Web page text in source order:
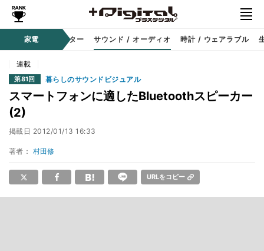
家電プロジェクター サウンド / オーディオ 時計 / ウェアラブル
連載
第81回 暮らしのサウンドビジュアル
スマートフォンに適したBluetoothスピーカー
(2)
掲載日 2012/01/13 16:33
著者： 村田修
URLをコピー